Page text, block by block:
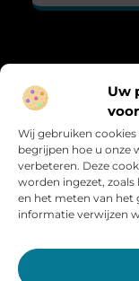
Uw
Wij gebruiken
begrijpen hoe u onze
verbeteren. Deze
worden ingezet,
en het meten van het
informatie verwijzen
liefde, trends en
Bericht